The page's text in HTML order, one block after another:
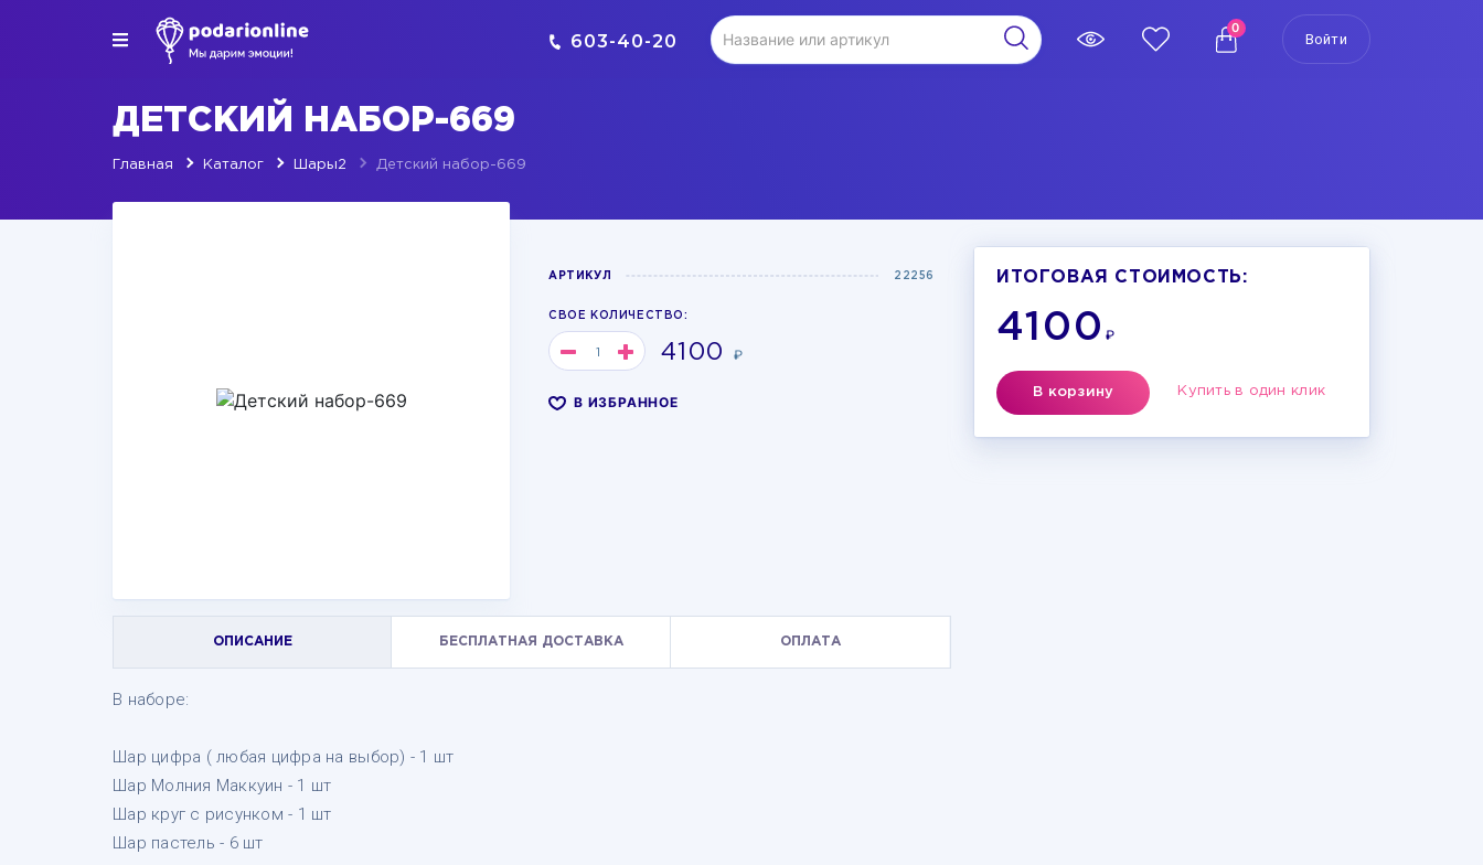
603-40-20
0
Войти
ДЕТСКИЙ НАБОР-669
Главная Каталог Шары2 Детский набор-669
АРТИКУЛ 22256
СВОЕ КОЛИЧЕСТВО:
4100 ₽
В ИЗБРАННОЕ
ОПИСАНИЕ БЕСПЛАТНАЯ ДОСТАВКА ОПЛАТА
В наборе:
Шар цифра ( любая цифра на выбор) - 1 шт
Шар Молния Маккуин - 1 шт
Шар круг с рисунком - 1 шт
Шар пастель - 6 шт
ИТОГОВАЯ СТОИМОСТЬ:
4100 ₽
В корзину Купить в один клик